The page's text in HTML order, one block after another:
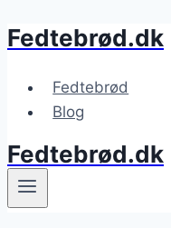
Fortsæt
indhold
Fedtebrød.dk
Fedtebrød
Blog
Fedtebrød.dk